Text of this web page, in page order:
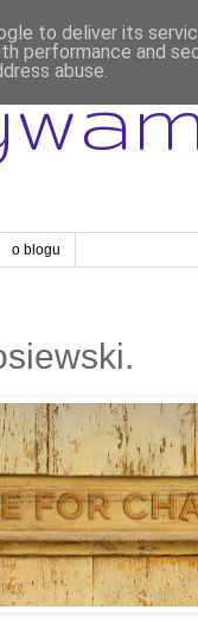
o blogu
to deliver its
performance and
abuse.